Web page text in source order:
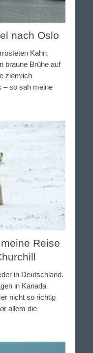
nach Oslo
Kahn,
braune Brühe auf
ziemlich
– so sah meine
Reise
in Deutschland.
in Kanada
nicht so richtig
allem die